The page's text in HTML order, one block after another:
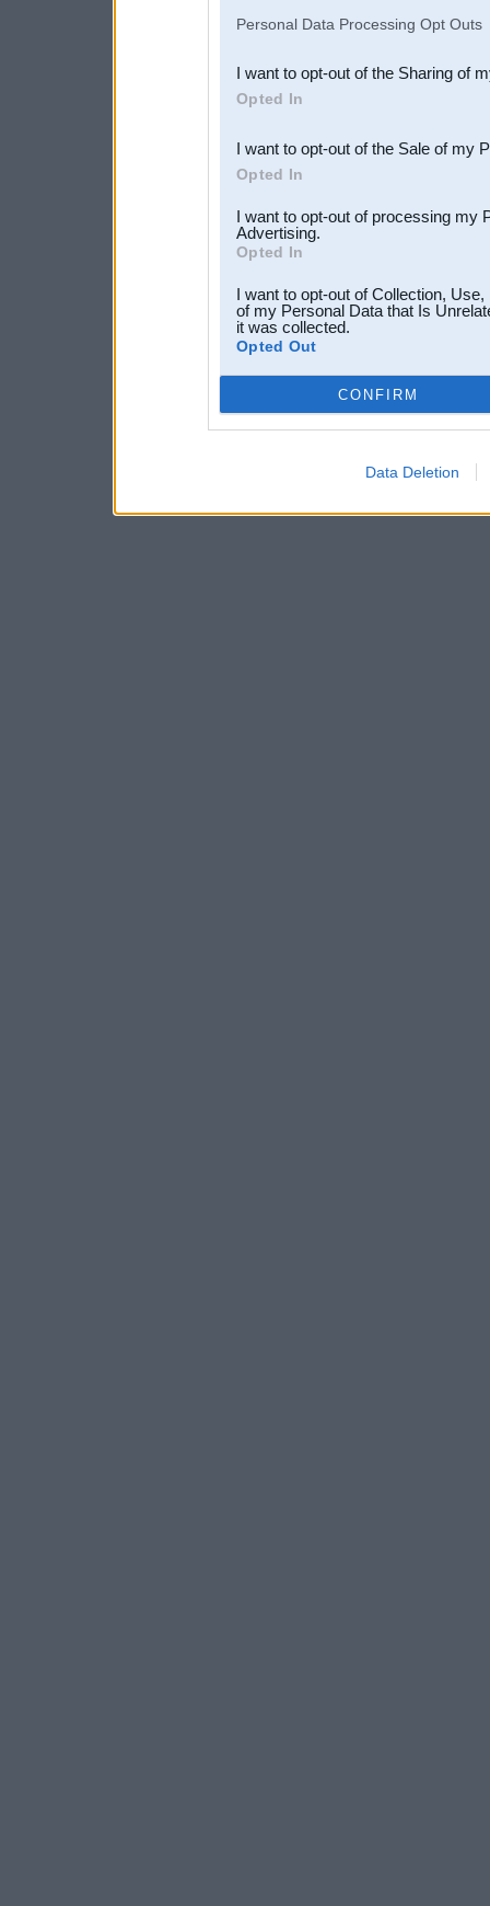
Downstream Participants
third parties.
Personal Data Processing Opt Outs
I want to opt-out of the Sharing of
Opted In
I want to opt-out of the Sale of my
Opted In
I want to opt-out of processing my
Advertising.
Opted In
I want to opt-out of Collection,
of my Personal Data that Is
it was collected.
Opted Out
CONFIRM
Data Deletion